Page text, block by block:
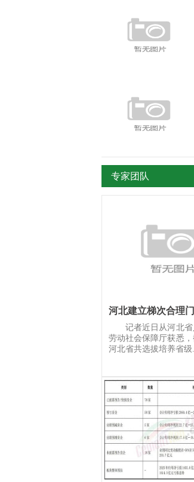
专家团队
记者近日从河北省
劳动社会保障厅获悉，
河北省共选拔培养省级